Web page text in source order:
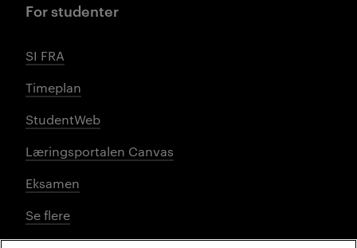
For studenter
SI FRA
Timeplan
StudentWeb
Læringsportalen Canvas
Eksamen
Se flere